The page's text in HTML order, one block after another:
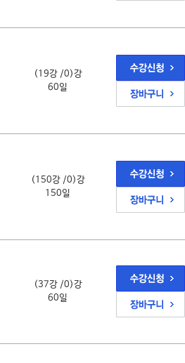
(19강 /0)강
60일
(150강 /0)강
150일
(37강 /0)강
60일